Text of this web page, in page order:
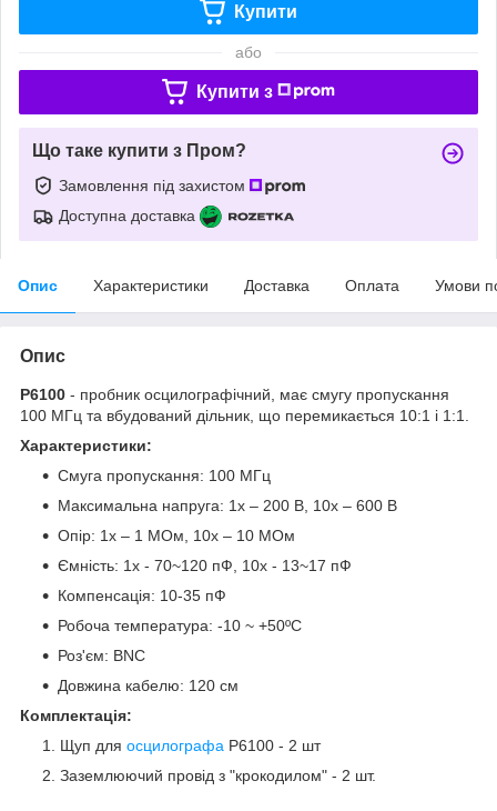
Купити
або
Купити з
Що таке купити з Пром?
Замовлення під захистом
Доступна доставка
Опис Характеристики Доставка Оплата Умови
Опис
P6100 - пробник осцилографічний, має смугу пропускання
100 МГц та вбудований дільник, що перемикається 10:1 і 1:1.
Характеристики:
Смуга пропускання: 100 МГц
Максимальна напруга: 1х – 200 В, 10х – 600 В
Опір: 1х – 1 МОм, 10х – 10 МОм
Ємність: 1х - 70~120 пФ, 10х - 13~17 пФ
Компенсація: 10-35 пФ
Робоча температура: -10 ~ +50ºC
Роз'єм: BNC
Довжина кабелю: 120 см
Комплектація:
Щуп для осцилографа P6100 - 2 шт
Заземлюючий провід з "крокодилом" - 2 шт.